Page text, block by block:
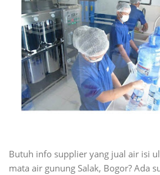
Butuh info supplier yang jual air isi
mata air gunung Salak, Bogor? Ada